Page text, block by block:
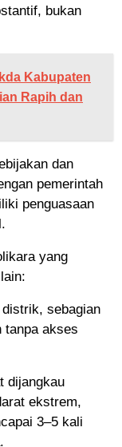
bukan
Kabupaten
Rapih dan
dan
pemerintah
penguasaan
yang
sebagian
tanpa akses
dijangkau
ekstrem,
3–5 kali